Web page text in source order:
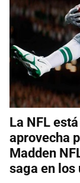
La NFL
aprovecha
Madden
saga en